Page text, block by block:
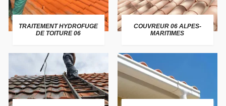
TRAITEMENT HYDROFUGE
DE TOITURE 06
COUVREUR 06 ALPES-
MARITIMES